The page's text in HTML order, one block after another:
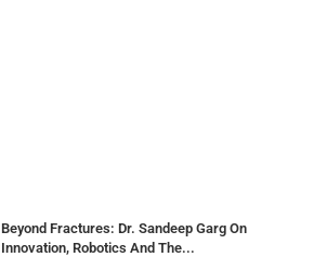
Beyond Fractures: Dr. Sandeep Garg On
Innovation, Robotics And The...